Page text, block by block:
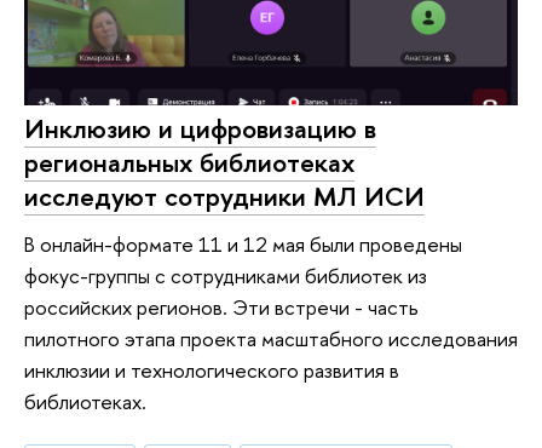
Инклюзию и цифровизацию в
региональных библиотеках
исследуют сотрудники МЛ ИСИ
В онлайн-формате 11 и 12 мая были проведены
фокус-группы с сотрудниками библиотек из
российских регионов. Эти встречи - часть
пилотного этапа проекта масштабного исследования
инклюзии и технологического развития в
библиотеках.